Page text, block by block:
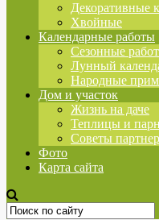
Декоративные
Хвойные
Календарные работы
Сезонные
Лунный
Народные
Дом и участок
Жизнь на даче
Теплицы и
Советы
Фото
Карта сайта